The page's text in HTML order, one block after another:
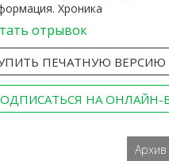
Хроника
отрывок
ПЕЧАТНУЮ ВЕРСИЮ
НА ОНЛАЙН-